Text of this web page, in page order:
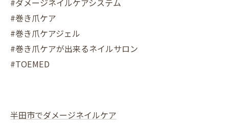
#ダメージネイルケアシステム
#巻き爪ケア
#巻き爪ケアジェル
#巻き爪ケアが出来るネイルサロン
#TOEMED
半田市でダメージネイルケア